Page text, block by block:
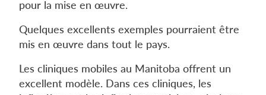
pour la mise en œuvre.
Quelques excellents exemples pourraient être
mis en œuvre dans tout le pays.
Les cliniques mobiles au Manitoba offrent un
excellent modèle. Dans ces cliniques, les